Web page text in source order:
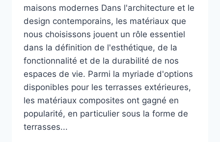
maisons modernes Dans l'architecture et le
design contemporains, les matériaux que
nous choisissons jouent un rôle essentiel
dans la définition de l'esthétique, de la
fonctionnalité et de la durabilité de nos
espaces de vie. Parmi la myriade d'options
disponibles pour les terrasses extérieures,
les matériaux composites ont gagné en
popularité, en particulier sous la forme de
terrasses...